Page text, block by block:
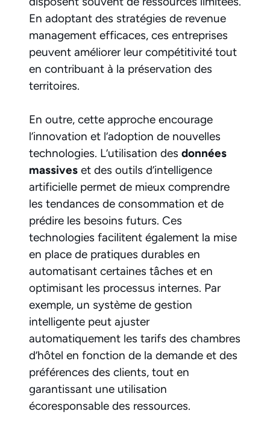
En adoptant des stratégies de revenue
management efficaces, ces entreprises
peuvent améliorer leur compétitivité tout
en contribuant à la préservation des
territoires.
En outre, cette approche encourage
l’innovation et l’adoption de nouvelles
technologies. L’utilisation des données
massives et des outils d’intelligence
artificielle permet de mieux comprendre
les tendances de consommation et de
prédire les besoins futurs. Ces
technologies facilitent également la mise
en place de pratiques durables en
automatisant certaines tâches et en
optimisant les processus internes. Par
exemple, un système de gestion
intelligente peut ajuster
automatiquement les tarifs des chambres
d’hôtel en fonction de la demande et des
préférences des clients, tout en
garantissant une utilisation
écoresponsable des ressources.